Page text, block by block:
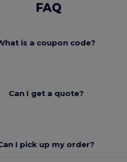
FAQ
is a coupon code?
Can I get a quote?
I pick up my order?